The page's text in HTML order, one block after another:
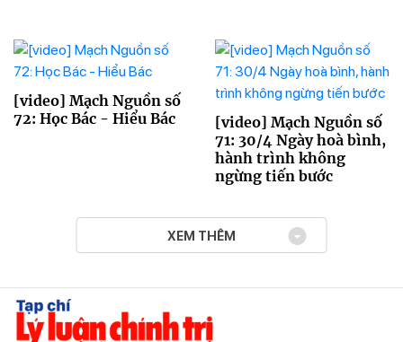
[video] Mạch Nguồn số
72: Học Bác - Hiểu Bác
[video] Mạch Nguồn số
71: 30/4 Ngày hoà bình,
hành trình không
ngừng tiến bước
XEM THÊM